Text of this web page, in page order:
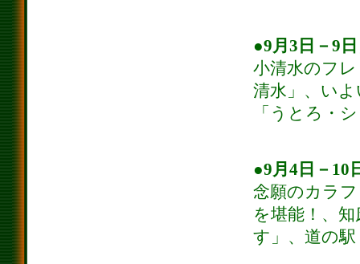
●9月3日－9
小清水のフ
清水」、い
「うとろ・
●9月4日－10
念願のカラ
を堪能！、
す」、道の